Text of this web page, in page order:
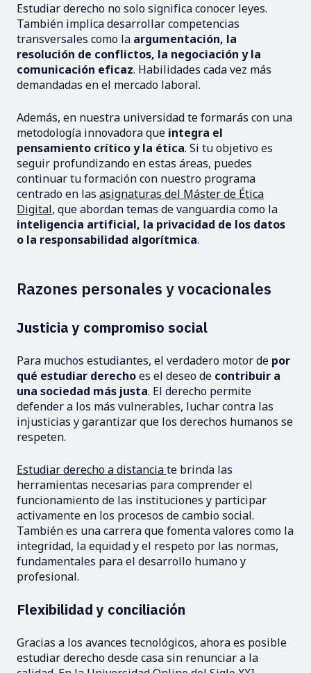
Estudiar derecho no solo significa conocer leyes.
También implica desarrollar competencias
transversales como la argumentación, la
resolución de conflictos, la negociación y la
comunicación eficaz. Habilidades cada vez más
demandadas en el mercado laboral.
Además, en nuestra universidad te formarás con una
metodología innovadora que integra el
pensamiento crítico y la ética. Si tu objetivo es
seguir profundizando en estas áreas, puedes
continuar tu formación con nuestro programa
centrado en las asignaturas del Máster de Ética
Digital, que abordan temas de vanguardia como la
inteligencia artificial, la privacidad de los datos
o la responsabilidad algorítmica.
Razones personales y vocacionales
Justicia y compromiso social
Para muchos estudiantes, el verdadero motor de por
qué estudiar derechoes el deseo de contribuir a
una sociedad más justa. El derecho permite
defender a los más vulnerables, luchar contra las
injusticias y garantizar que los derechos humanos se
respeten.
Estudiar derecho a distanciate brinda las
herramientas necesarias para comprender el
funcionamiento de las instituciones y participar
activamente en los procesos de cambio social.
También es una carrera que fomenta valores como la
integridad, la equidad y el respeto por las normas,
fundamentales para el desarrollo humano y
profesional.
Flexibilidad y conciliación
Gracias a los avances tecnológicos, ahora es posible
estudiar derecho desde casa sin renunciar a la